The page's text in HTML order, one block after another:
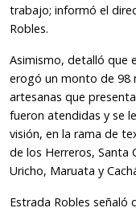
trabajo; informó el
Robles.
Asimismo, detalló que
erogó un monto de 98
artesanas que
fueron atendidas y se
visión, en la rama de
de los Herreros, Santa
Uricho, Maruata y
Estrada Robles señaló